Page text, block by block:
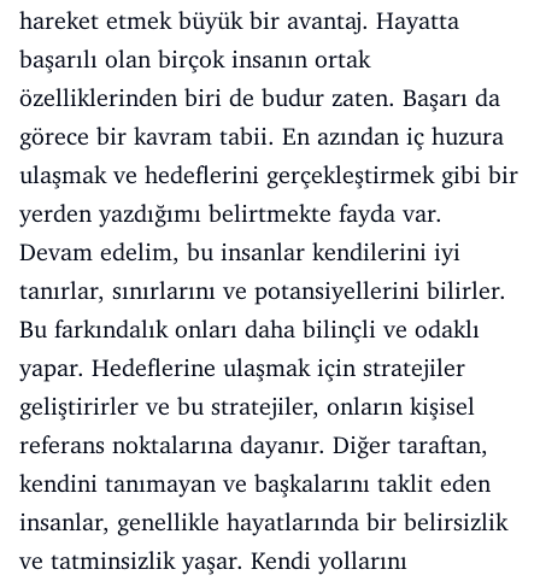
hareket etmek büyük bir avantaj. Hayatta
başarılı olan birçok insanın ortak
özelliklerinden biri de budur zaten. Başarı da
görece bir kavram tabii. En azından iç huzura
ulaşmak ve hedeflerini gerçekleştirmek gibi bir
yerden yazdığımı belirtmekte fayda var.
Devam edelim, bu insanlar kendilerini iyi
tanırlar, sınırlarını ve potansiyellerini bilirler.
Bu farkındalık onları daha bilinçli ve odaklı
yapar. Hedeflerine ulaşmak için stratejiler
geliştirirler ve bu stratejiler, onların kişisel
referans noktalarına dayanır. Diğer taraftan,
kendini tanımayan ve başkalarını taklit eden
insanlar, genellikle hayatlarında bir belirsizlik
ve tatminsizlik yaşar. Kendi yollarını